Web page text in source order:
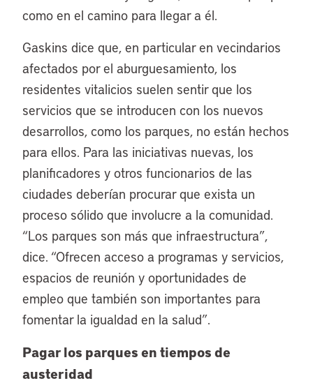
como en el camino para llegar a él.
Gaskins dice que, en particular en vecindarios
afectados por el aburguesamiento, los
residentes vitalicios suelen sentir que los
servicios que se introducen con los nuevos
desarrollos, como los parques, no están hechos
para ellos. Para las iniciativas nuevas, los
planificadores y otros funcionarios de las
ciudades deberían procurar que exista un
proceso sólido que involucre a la comunidad.
“Los parques son más que infraestructura”,
dice. “Ofrecen acceso a programas y servicios,
espacios de reunión y oportunidades de
empleo que también son importantes para
fomentar la igualdad en la salud”.
Pagar los parques en tiempos de
austeridad